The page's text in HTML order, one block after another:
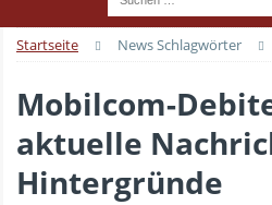
Startseite News Schlagwörter
Mobilcom-
aktuelle
Hintergründe